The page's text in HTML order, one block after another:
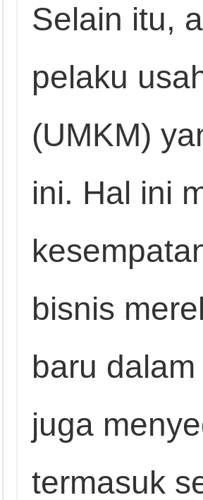
Selain itu,
pelaku
(UMKM)
ini. Hal ini
bisnis
baru
juga
termasuk